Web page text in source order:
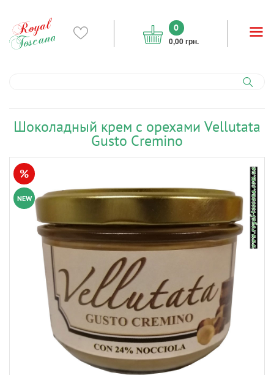
0
0,00 грн.
Шоколадный крем с орехами Vellutata
Gusto Cremino
NEW
%